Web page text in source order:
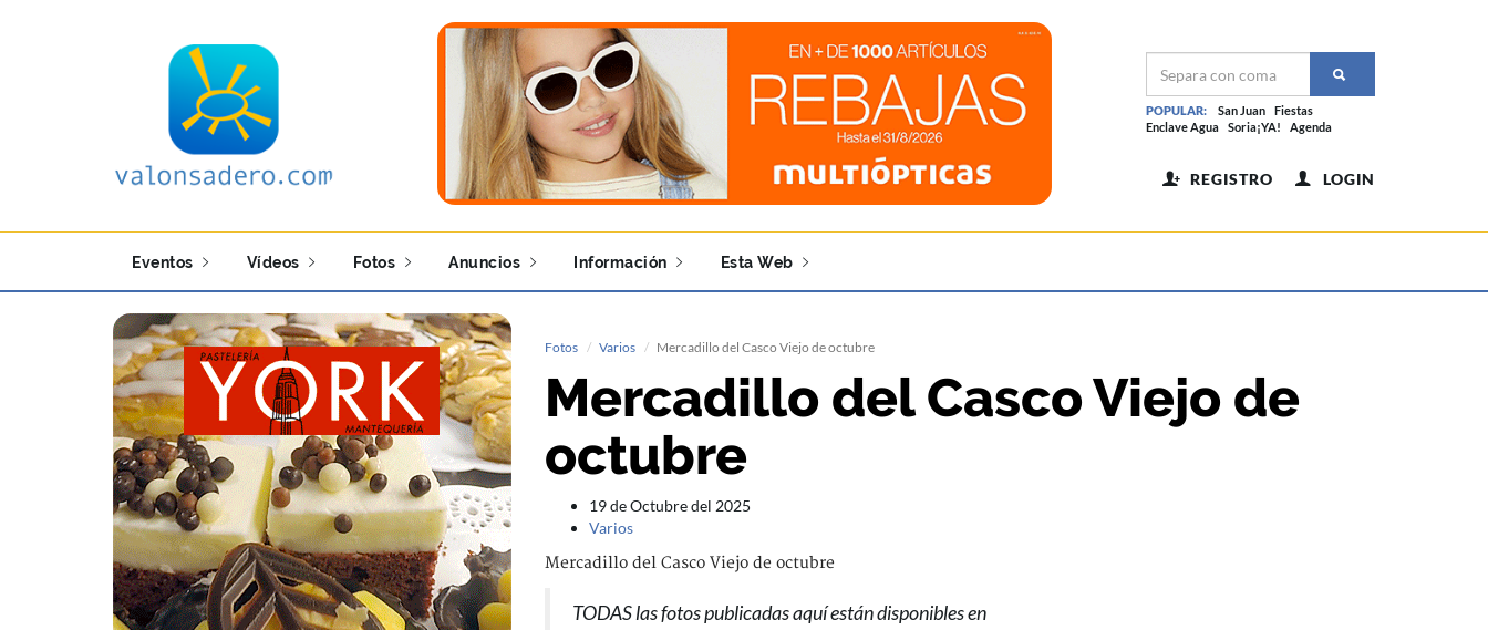
POPULAR: San Juan
Fiestas
Enclave Agua
Soria¡YA! Agenda
REGISTRO LOGIN
Eventos Vídeos Fotos Anuncios Información Esta Web
Fotos Varios Mercadillo del Casco Viejo de octubre
Mercadillo del Casco Viejo de
octubre
19 de Octubre del 2025
Varios
Mercadillo del Casco Viejo de octubre
TODAS las fotos publicadas aquí están disponibles en